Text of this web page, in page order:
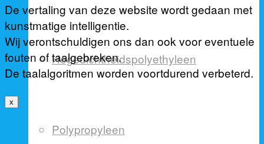
Hogedichtheidspolyethyleen
Polypropyleen
De vertaling van deze website wordt gedaan met
kunstmatige intelligentie.
Wij verontschuldigen ons dan ook voor eventuele
fouten of taalgebreken.
De taalalgoritmen worden voortdurend verbeterd.
x